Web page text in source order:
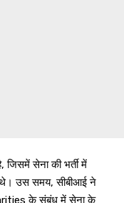
सेना की भर्ती में
उस समय, सीबीआई ने
के संबंध में सेना के